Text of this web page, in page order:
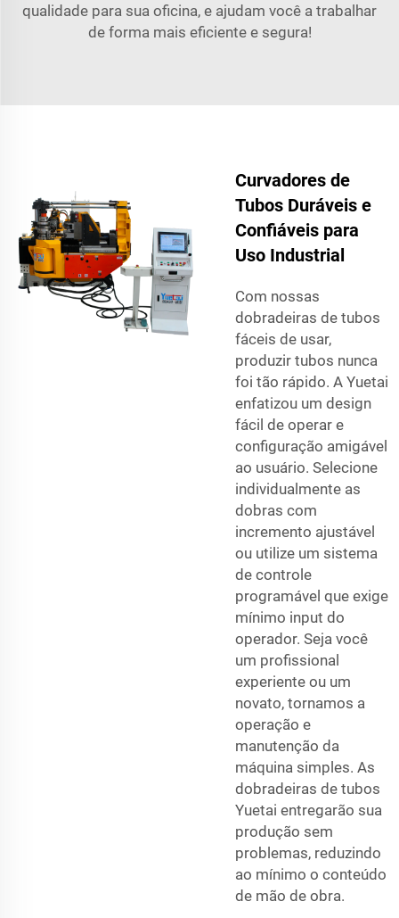
qualidade para sua oficina, e ajudam você a trabalhar
de forma mais eficiente e segura!
Curvadores de
Tubos Duráveis e
Confiáveis para
Uso Industrial
Com nossas
dobradeiras de tubos
fáceis de usar,
produzir tubos nunca
foi tão rápido. A Yuetai
enfatizou um design
fácil de operar e
configuração amigável
ao usuário. Selecione
individualmente as
dobras com
incremento ajustável
ou utilize um sistema
de controle
programável que exige
mínimo input do
operador. Seja você
um profissional
experiente ou um
novato, tornamos a
operação e
manutenção da
máquina simples. As
dobradeiras de tubos
Yuetai entregarão sua
produção sem
problemas, reduzindo
ao mínimo o conteúdo
de mão de obra.